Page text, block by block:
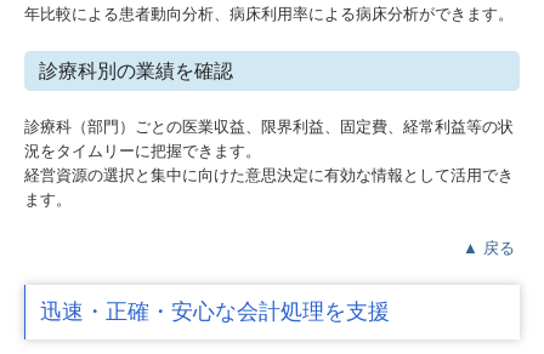
年比較による患者動向分析、病床利用率による病床分析ができます。
診療科別の業績を確認
診療科（部門）ごとの医業収益、限界利益、固定費、経常利益等の状
況をタイムリーに把握できます。
経営資源の選択と集中に向けた意思決定に有効な情報として活用でき
ます。
▲ 戻る
迅速・正確・安心な会計処理を支援